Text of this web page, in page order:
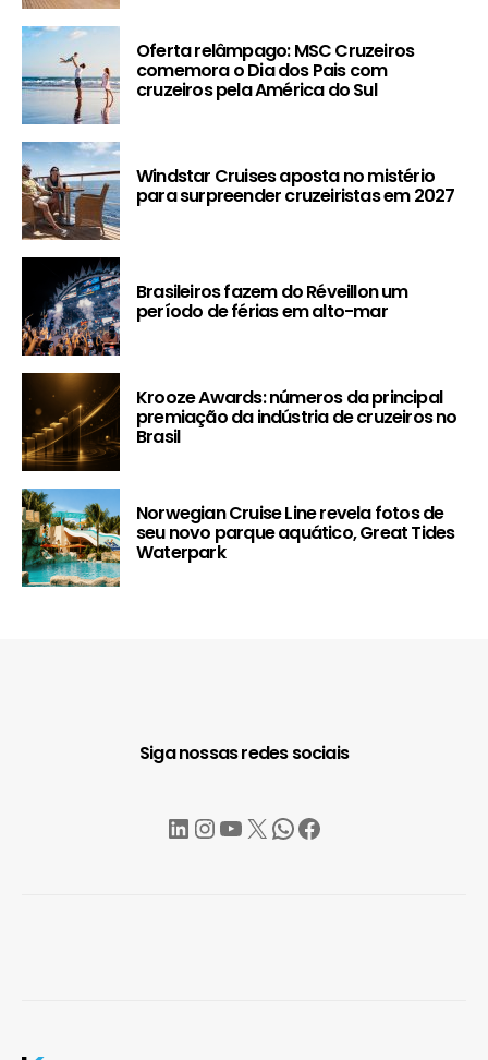
Oferta relâmpago: MSC Cruzeiros
comemora o Dia dos Pais com
cruzeiros pela América do Sul
Windstar Cruises aposta no mistério
para surpreender cruzeiristas em 2027
Brasileiros fazem do Réveillon um
período de férias em alto-mar
Krooze Awards: números da principal
premiação da indústria de cruzeiros no
Brasil
Norwegian Cruise Line revela fotos de
seu novo parque aquático, Great Tides
Waterpark
Siga nossas redes sociais
LinkedIn
Instagram
YouTube
X WhatsApp
Facebook